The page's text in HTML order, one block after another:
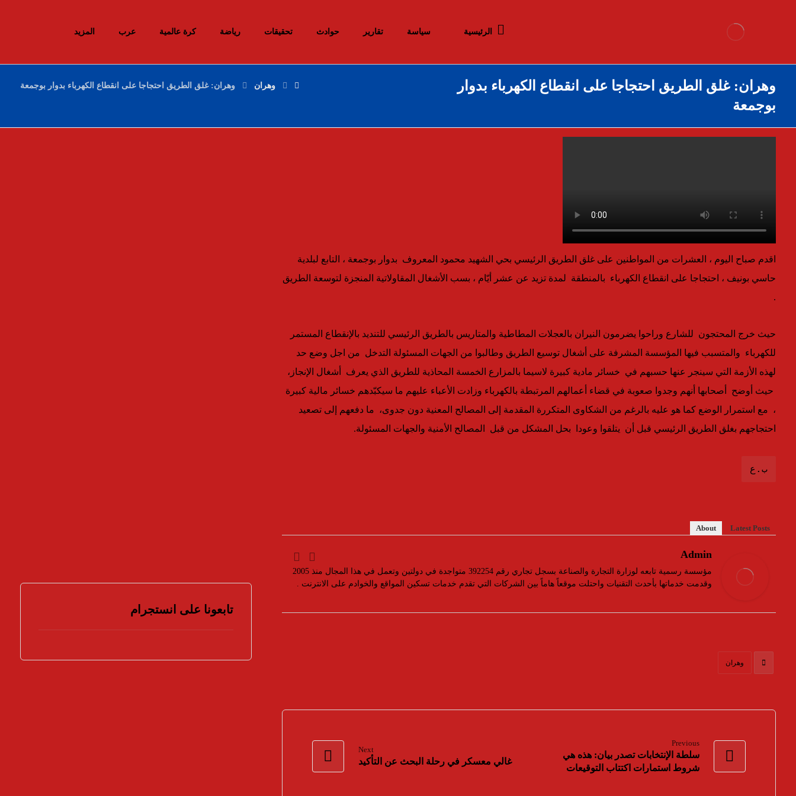
الرئيسية سياسة تقارير حوادث تحقيقات رياضة كرة عالمية عرب المزيد
وهران: غلق الطريق احتجاجا على انقطاع الكهرباء بدوار
بوجمعة
وهران وهران: غلق الطريق احتجاجا على انقطاع الكهرباء بدوار بوجمعة
اقدم صباح اليوم ، العشرات من المواطنين على غلق الطريق الرئيسي بحي الشهيد محمود المعروف بدوار بوجمعة ، التابع لبلدية
حاسي بونيف ، احتجاجا على انقطاع الكهرباء بالمنطقة لمدة تزيد عن عشر أيّام ، بسب الأشغال المقاولاتية المنجزة لتوسعة الطريق
.
حيث خرج المحتجون للشارع وراحوا يضرمون النيران بالعجلات المطاطية والمتاريس بالطريق الرئيسي للتنديد بالإنقطاع المستمر
للكهرباء والمتسبب فيها المؤسسة المشرفة على أشغال توسيع الطريق وطالبوا من الجهات المسئولة التدخل من اجل وضع حد
لهذه الأزمة التي سينجر عنها حسبهم في خسائر مادية كبيرة لاسيما بالمزارع الخمسة المحاذية للطريق الذي يعرف أشغال الإنجاز،
حيث أوضح أصحابها أنهم وجدوا صعوبة في قضاء أعمالهم المرتبطة بالكهرباء وزادت الأعباء عليهم ما سيكبّدهم خسائر مالية كبيرة
، مع استمرار الوضع كما هو عليه بالرغم من الشكاوى المتكررة المقدمة إلى المصالح المعنية دون جدوى، ما دفعهم إلى تصعيد
احتجاجهم بغلق الطريق الرئيسي قبل أن يتلقوا وعودا بحل المشكل من قبل المصالح الأمنية والجهات المسئولة.
ب.ع
About Latest Posts
Admin
مؤسسة رسمية تابعه لوزارة التجارة والصناعة بسجل تجاري رقم 392254 متواجدة في دولتين وتعمل في هذا المجال منذ 2005
وقدمت خدماتها بأحدث التقنيات واحتلت موقعاً هاماً بين الشركات التي تقدم خدمات تسكين المواقع والخوادم على الانترنت .
وهران
Previous
سلطة الإنتخابات تصدر بيان: هذه هي
شروط استمارات اكتتاب التوقيعات
Next
غالي معسكر في رحلة البحث عن التأكيد
تابعونا على انستجرام